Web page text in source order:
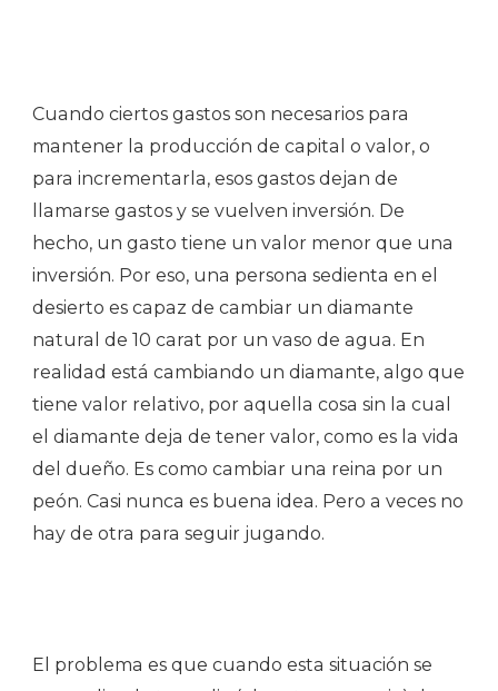
Cuando ciertos gastos son necesarios para
mantener la producción de capital o valor, o
para incrementarla, esos gastos dejan de
llamarse gastos y se vuelven inversión. De
hecho, un gasto tiene un valor menor que una
inversión. Por eso, una persona sedienta en el
desierto es capaz de cambiar un diamante
natural de 10 carat por un vaso de agua. En
realidad está cambiando un diamante, algo que
tiene valor relativo, por aquella cosa sin la cual
el diamante deja de tener valor, como es la vida
del dueño. Es como cambiar una reina por un
peón. Casi nunca es buena idea. Pero a veces no
hay de otra para seguir jugando.
El problema es que cuando esta situación se